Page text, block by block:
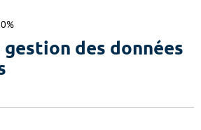
des données